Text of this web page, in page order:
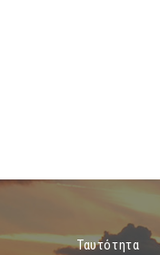
Ταυτότητα